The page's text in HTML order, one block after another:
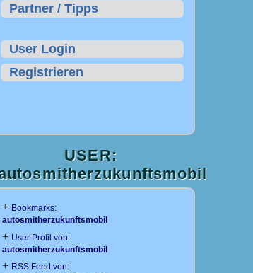
Partner / Tipps
User Login
Registrieren
USER:
+ Bookmarks:
autosmitherzukunftsmobil
+ User Profil von:
autosmitherzukunftsmobil
+ RSS Feed von: